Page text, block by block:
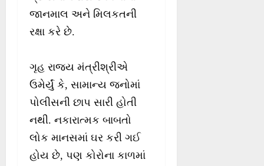
જાનમાલ અને મિલકતની
રક્ષા કરે છે.
ગૃહ રાજ્ય મંત્રીશ્રીએ
ઉમેર્યું કે, સામાન્ય જનોમાં
પોલીસની છાપ સારી હોતી
નથી. નકારાત્મક બાબતો
લોક માનસમાં ઘર કરી ગઈ
હોય છે, પણ કોરોના કાળમાં